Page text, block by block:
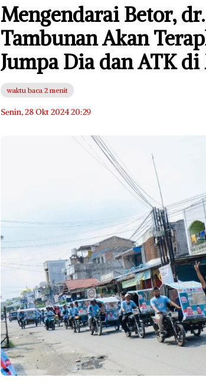
Mengendarai Betor,
Tambunan Akan
Jumpa Dia dan ATK
waktu baca 2 menit
Senin, 28 Okt 2024 20:29